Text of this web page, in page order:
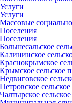
Услуги
Услуги
Массовые
Поселения
Поселения
Большесальское
Калининское
Краснокрымское
Крымское сельское
Недвиговское
Петровское
Чалтырское